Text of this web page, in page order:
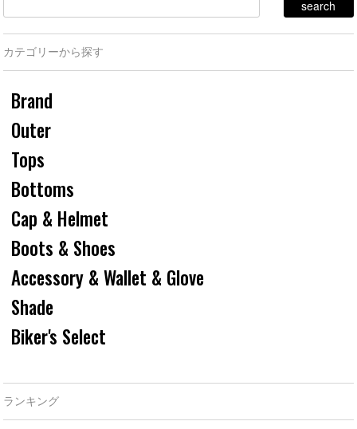
カテゴリーから探す
Brand
Outer
Tops
Bottoms
Cap & Helmet
Boots & Shoes
Accessory & Wallet & Glove
Shade
Biker's Select
ランキング